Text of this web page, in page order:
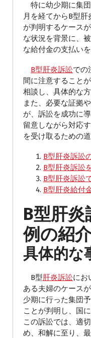
特に幼少期に集
月を経てからB型
が判明するケース
な状況を背景に、
な給付金の支払い
B型肝炎訴訟での
間に注意すること
相談し、具体的な
また、必要な証拠
が、訴訟を成功に
留意しながら対応
を受け取るための
B型肝炎訴訟
B型肝炎訴訟
B型肝炎訴訟
B型肝炎給付
B型肝
例の紹
具体的な
B型肝炎訴訟にお
ある夫婦のケース
少期に行った集団
ことが判明し、国
この訴訟では、適
め、和解に至り、